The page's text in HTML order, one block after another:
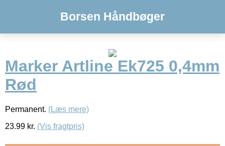
Borsen Håndbøger
Marker Artline Ek725 0,4mm
Rød
Permanent. (Læs mere)
23.99 kr. (Vis fragtpris)